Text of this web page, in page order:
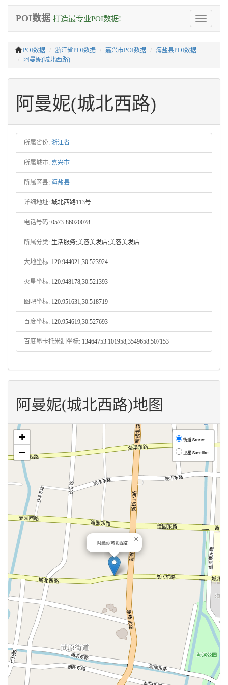
Toggle
navigation
POI数据 打造最专业POI数据!
POI数据 浙江省POI数据 嘉兴市POI数据
海盐县POI数据
阿曼妮(城北西路)
阿曼妮(城北西路)
所属省份: 浙江省
所属城市: 嘉兴市
所属区县: 海盐县
详细地址: 城北西路113号
电话号码: 0573-86020078
所属分类: 生活服务;美容美发店;美容美发店
大地坐标: 120.944021,30.523924
火星坐标: 120.948178,30.521393
图吧坐标: 120.951631,30.518719
百度坐标: 120.954619,30.527693
百度墨卡托米制坐标: 13464753.101958,3549658.507153
阿曼妮(城北西路)地图
阿曼妮(城北西路) ×
+
−
街道 Street
卫星 Satellite